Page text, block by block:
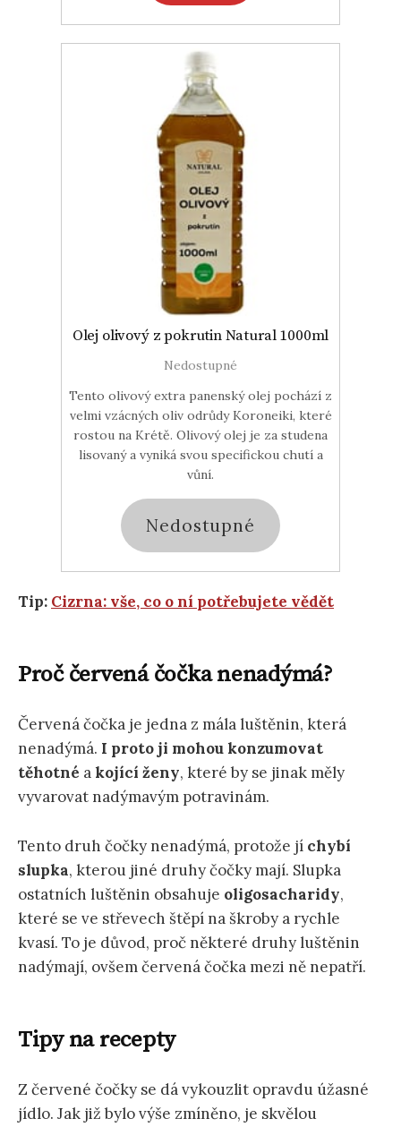
Olej olivový z pokrutin Natural 1000ml
Nedostupné
Tento olivový extra panenský olej pochází z
velmi vzácných oliv odrůdy Koroneiki, které
rostou na Krétě. Olivový olej je za studena
lisovaný a vyniká svou specifickou chutí a
vůní.
Nedostupné
Tip: Cizrna: vše, co o ní potřebujete vědět
Proč červená čočka nenadýmá?
Červená čočka je jedna z mála luštěnin, která
nenadýmá. I proto ji mohou konzumovat
těhotné a kojící ženy, které by se jinak měly
vyvarovat nadýmavým potravinám.
Tento druh čočky nenadýmá, protože jí chybí
slupka, kterou jiné druhy čočky mají. Slupka
ostatních luštěnin obsahuje oligosacharidy,
které se ve střevech štěpí na škroby a rychle
kvasí. To je důvod, proč některé druhy luštěnin
nadýmají, ovšem červená čočka mezi ně nepatří.
Tipy na recepty
Z červené čočky se dá vykouzlit opravdu úžasné
jídlo. Jak již bylo výše zmíněno, je skvělou